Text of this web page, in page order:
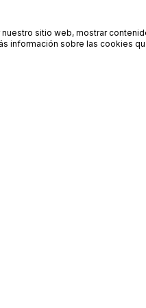
sitio web, mostrar
información sobre las cookies